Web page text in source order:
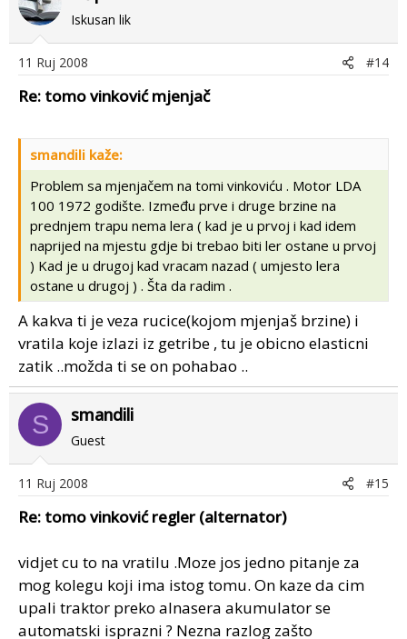
Iskusan lik
11 Ruj 2008 #14
Re: tomo vinković mjenjač
smandili kaže:
Problem sa mjenjačem na tomi vinkoviću . Motor LDA
100 1972 godište. Između prve i druge brzine na
prednjem trapu nema lera ( kad je u prvoj i kad idem
naprijed na mjestu gdje bi trebao biti ler ostane u prvoj
) Kad je u drugoj kad vracam nazad ( umjesto lera
ostane u drugoj ) . Šta da radim .
A kakva ti je veza rucice(kojom mjenjaš brzine) i
vratila koje izlazi iz getribe , tu je obicno elasticni
zatik ..možda ti se on pohabao ..
S smandili
Guest
11 Ruj 2008 #15
Re: tomo vinković regler (alternator)
vidjet cu to na vratilu .Moze jos jedno pitanje za
mog kolegu koji ima istog tomu. On kaze da cim
upali traktor preko alnasera akumulator se
automatski isprazni ? Nezna razlog zašto